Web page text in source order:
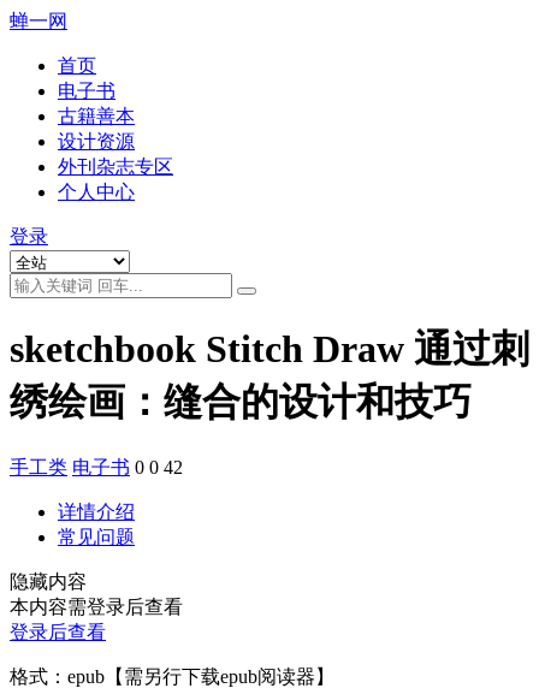
蝉一网
首页
电子书
古籍善本
设计资源
外刊杂志专区
个人中心
登录
sketchbook Stitch Draw 通过刺
绣绘画：缝合的设计和技巧
手工类 电子书 0 0 42
详情介绍
常见问题
隐藏内容
本内容需登录后查看
登录后查看
格式：epub【需另行下载epub阅读器】